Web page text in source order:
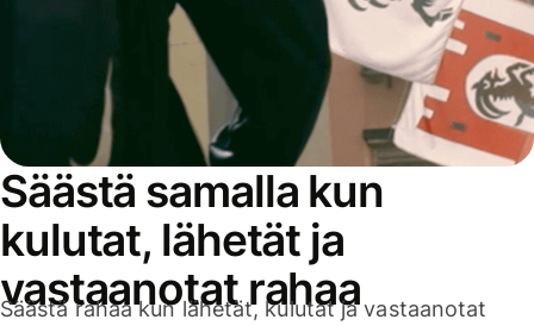
Säästä samalla kun
kulutat, lähetät ja
vastaanotat rahaa
Säästä rahaa kun lähetät, kulutat ja vastaanotat